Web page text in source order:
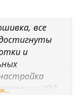
все
и
УОЗ,